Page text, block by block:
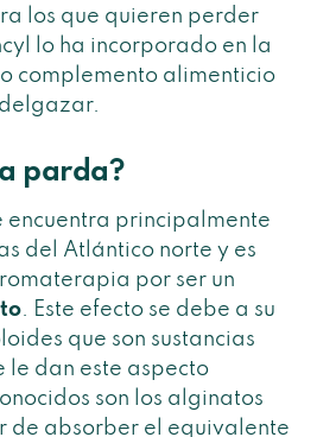
los que quieren perder
lo ha incorporado en la
complemento alimenticio
parda?
encuentra principalmente
del Atlántico norte y es
por ser un
. Este efecto se debe a su
que son sustancias
le dan este aspecto
son los alginatos
de absorber el equivalente